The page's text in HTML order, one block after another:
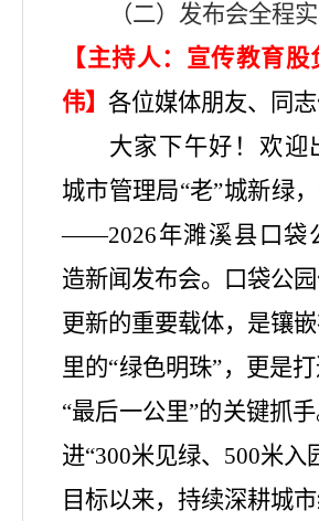
（二）发布会全程
【主持人：宣传教育
伟】 各位媒体朋友、同志
大家下午好！欢迎
城市管理局“老”城新绿
——2026年濉溪县口袋
造新闻发布会。口袋公
更新的重要载体，是镶
里的“绿色明珠”，更是
“最后一公里”的关键抓
进“300米见绿、500米入
目标以来，持续深耕城